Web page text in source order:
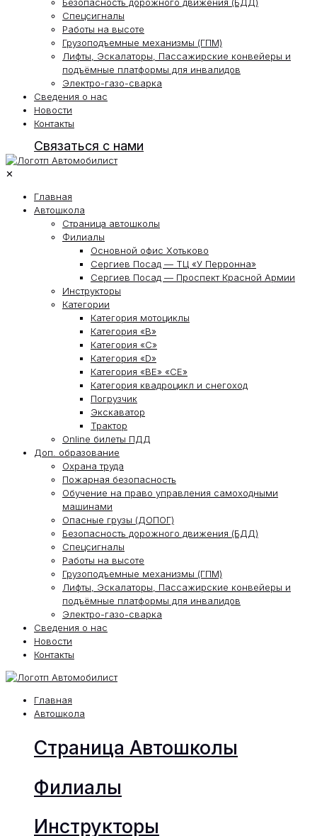
Спецсигналы
Работы на высоте
Грузоподъемные механизмы (ГПМ)
Лифты, Эскалаторы, Пассажирские конвейеры и
подъёмные платформы для инвалидов
Электро-газо-сварка
Сведения о нас
Новости
Контакты
Связаться с нами
✕
Главная
Автошкола
Страница автошколы
Филиалы
Основной офис Хотьково
Сергиев Посад — ТЦ «У Перронна»
Сергиев Посад — Проспект Красной Армии
Инструкторы
Категории
Категория мотоциклы
Категория «В»
Категория «С»
Категория «D»
Категория «ВЕ» «СЕ»
Категория квадроцикл и снегоход
Погрузчик
Экскаватор
Трактор
Online билеты ПДД
Доп. образование
Охрана труда
Пожарная безопасность
Обучение на право управления самоходными
машинами
Опасные грузы (ДОПОГ)
Безопасность дорожного движения (БДД)
Спецсигналы
Работы на высоте
Грузоподъемные механизмы (ГПМ)
Лифты, Эскалаторы, Пассажирские конвейеры и
подъёмные платформы для инвалидов
Электро-газо-сварка
Сведения о нас
Новости
Контакты
Главная
Автошкола
Страница Автошколы
Филиалы
Инструкторы